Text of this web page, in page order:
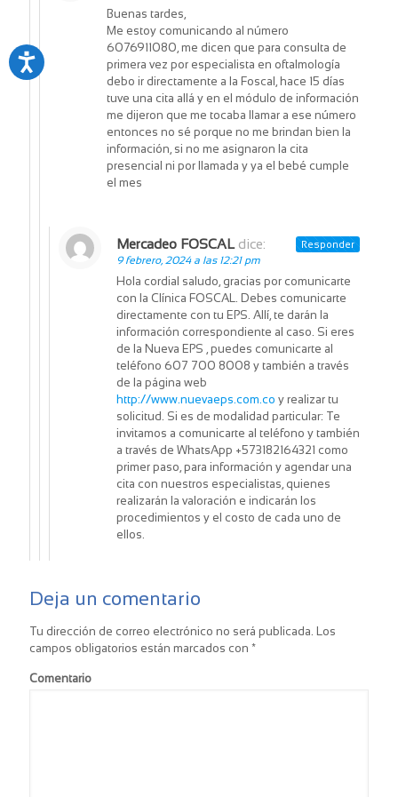
Buenas tardes,
Me estoy comunicando al número
6076911080, me dicen que para consulta de
primera vez por especialista en oftalmología
debo ir directamente a la Foscal, hace 15 días
tuve una cita allá y en el módulo de información
me dijeron que me tocaba llamar a ese número
entonces no sé porque no me brindan bien la
información, si no me asignaron la cita
presencial ni por llamada y ya el bebé cumple
el mes
Mercadeo FOSCAL dice:
9 febrero, 2024 a las 12:21 pm
Hola cordial saludo, gracias por comunicarte
con la Clínica FOSCAL. Debes comunicarte
directamente con tu EPS. Allí, te darán la
información correspondiente al caso. Si eres
de la Nueva EPS , puedes comunicarte al
teléfono 607 700 8008 y también a través
de la página web
http://www.nuevaeps.com.co y realizar tu
solicitud. Si es de modalidad particular: Te
invitamos a comunicarte al teléfono y también
a través de WhatsApp +573182164321 como
primer paso, para información y agendar una
cita con nuestros especialistas, quienes
realizarán la valoración e indicarán los
procedimientos y el costo de cada uno de
ellos.
Responder
Deja un comentario
Tu dirección de correo electrónico no será publicada.
Los
campos obligatorios están marcados con *
Comentario